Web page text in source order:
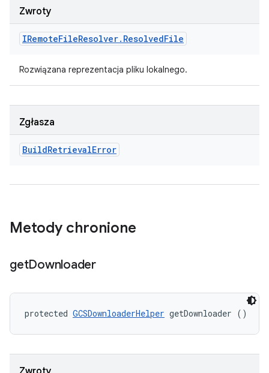
Zwroty
IRemoteFileResolver. ResolvedFile
Rozwiązana reprezentacja pliku lokalnego.
Zgłasza
BuildRetrievalError
Metody chronione
getDownloader
protected GCSDownloaderHelper getDownloader ()